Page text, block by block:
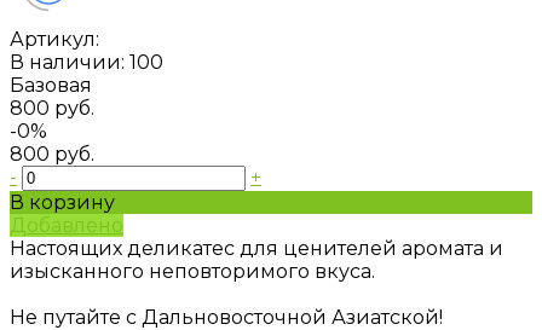
Артикул:
В наличии: 100
Базовая
800 руб.
-0%
800 руб.
-
+
В корзину
Добавлено
Настоящих деликатес для ценителей аромата и
изысканного неповторимого вкуса.
Не путайте с Дальновосточной Азиатской!